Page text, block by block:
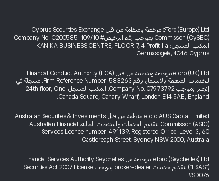
eToro (Europe) Ltd مرخصة ومنظمة من قبل Cyprus Securities Exchange
Commission (CySEC) بموجب رقم الترخيص# 109/10. Company No. C200585.
المكتب المسجل: KANIKA BUSINESS CENTRE, FLOOR 7, 4 Profiti Ilia
Germasogeia, 4046 Cyprus
eToro (UK) Ltd مرخصة ومنظمة من قبل Financial Conduct Authority (FCA)
للخدمات المتعلقة بالاستثمار، برقم Firm Reference Number: 583263. مسجلة في
إنجلترا بموجب Company No. 07973792. المكتب المسجل: 24th floor, One
Canada Square, Canary Wharf, London E14 5AB, England.
eToro AUS Capital Limited منظمة من قبل Australian Securities & Investments
Commission (ASIC) لتقديم الخدمات والمنتجات المالية. Australian Financial
Services Licence number: 491139. Registered Office: Level 3, 60
Castlereagh Street, Sydney NSW 2000, Australia
eToro (Seychelles) Ltd. مرخصة من Financial Services Authority Seychelles
("FSAS") لتقديم خدمات broker-dealer بموجب Securities Act 2007 License
#SD076